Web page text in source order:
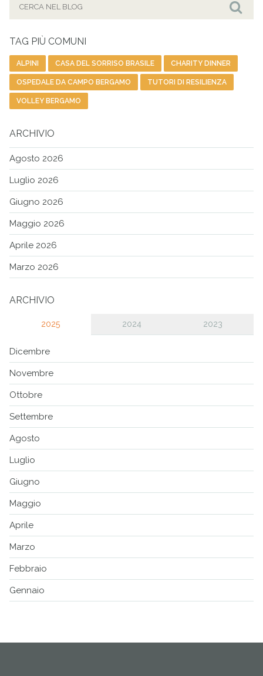
TAG PIÙ COMUNI
ALPINI CASA DEL SORRISO BRASILE CHARITY DINNER
OSPEDALE DA CAMPO BERGAMO TUTORI DI RESILIENZA
VOLLEY BERGAMO
ARCHIVIO
Agosto 2026
Luglio 2026
Giugno 2026
Maggio 2026
Aprile 2026
Marzo 2026
ARCHIVIO
2025 2024 2023
Dicembre
Novembre
Ottobre
Settembre
Agosto
Luglio
Giugno
Maggio
Aprile
Marzo
Febbraio
Gennaio